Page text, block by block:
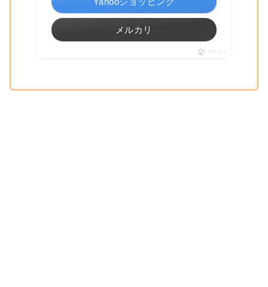
メルカリ
ポチップ